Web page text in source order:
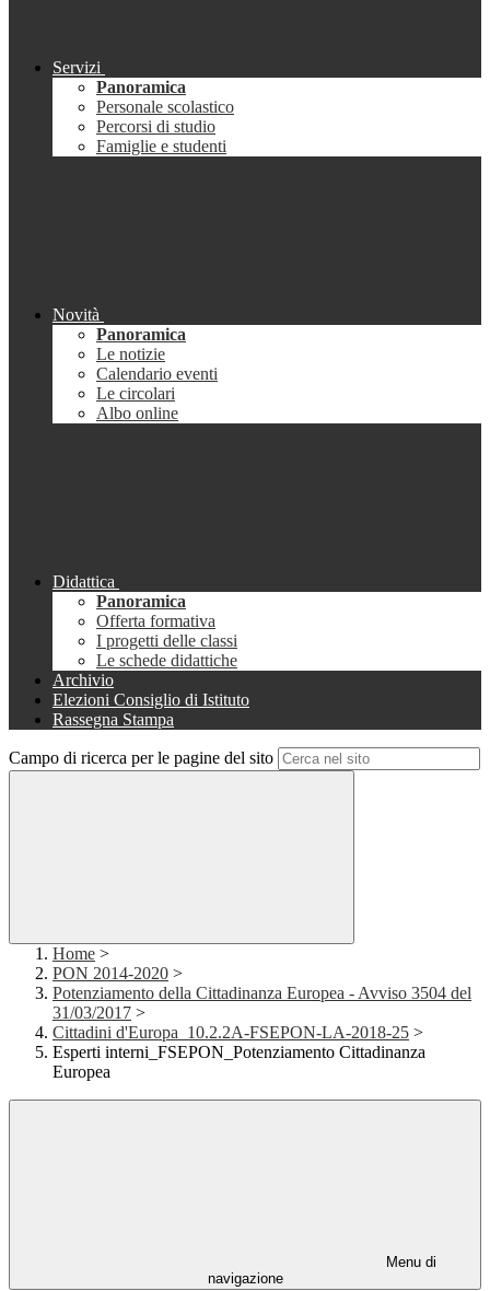
Servizi
Panoramica
Personale scolastico
Percorsi di studio
Famiglie e studenti
Novità
Panoramica
Le notizie
Calendario eventi
Le circolari
Albo online
Didattica
Panoramica
Offerta formativa
I progetti delle classi
Le schede didattiche
Archivio
Elezioni Consiglio di Istituto
Rassegna Stampa
Campo di ricerca per le pagine del sito
Home >
PON 2014-2020 >
Potenziamento della Cittadinanza Europea - Avviso 3504 del
31/03/2017 >
Cittadini d'Europa_10.2.2A-FSEPON-LA-2018-25 >
Esperti interni_FSEPON_Potenziamento Cittadinanza
Europea
Menu di
navigazione